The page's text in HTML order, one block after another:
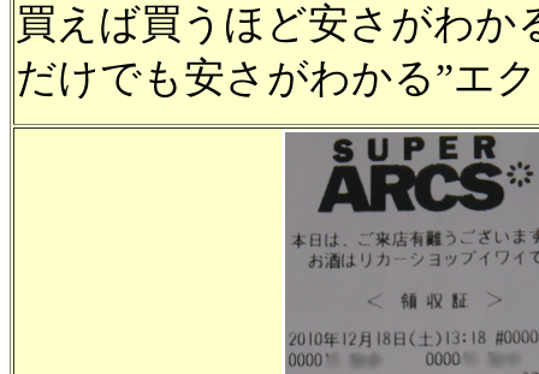
買えば買うほど安さがわか
だけでも安さがわかる”エ